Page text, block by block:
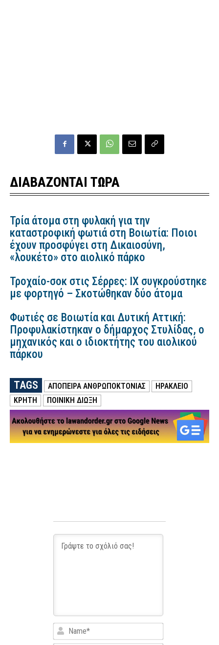
ΔΙΑΒΑΖΟΝΤΑΙ ΤΩΡΑ
Τρία άτομα στη φυλακή για την
καταστροφική φωτιά στη Βοιωτία: Ποιοι
έχουν προσφύγει στη Δικαιοσύνη,
«λουκέτο» στο αιολικό πάρκο
Τροχαίο-σοκ στις Σέρρες: ΙΧ συγκρούστηκε
με φορτηγό – Σκοτώθηκαν δύο άτομα
Φωτιές σε Βοιωτία και Δυτική Αττική:
Προφυλακίστηκαν ο δήμαρχος Στυλίδας, ο
μηχανικός και ο ιδιοκτήτης του αιολικού
πάρκου
TAGS ΑΠΟΠΕΙΡΑ ΑΝΘΡΩΠΟΚΤΟΝΙΑΣ
ΗΡΑΚΛΕΙΟ
ΚΡΗΤΗ
ΠΟΙΝΙΚΗ ΔΙΩΞΗ
Name*